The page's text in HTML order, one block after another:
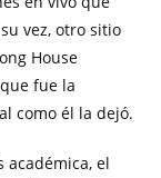
vez, otro sitio
House
fue la
como él la dejó.
académica, el